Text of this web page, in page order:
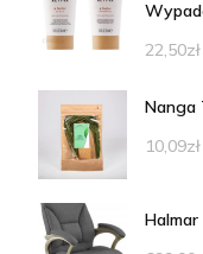
22,50zł
Nanga
10,09zł
Halmar